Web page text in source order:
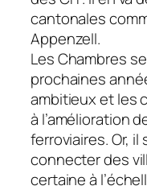
cantonales
Appenzell.
Les Chambres
prochaines
ambitieux et les
à l’amélioration
ferroviaires. Or,
connecter des
certaine à